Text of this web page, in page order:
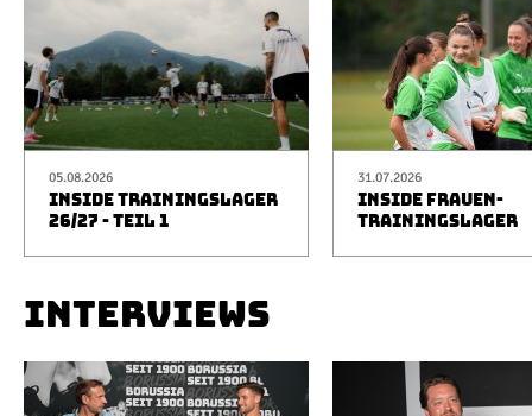
05.08.2026
INSIDE TRAININGSLAGER
26/27 - TEIL 1
31.07.2026
INSIDE FRAUEN-
TRAININGSLAGER
INTERVIEWS